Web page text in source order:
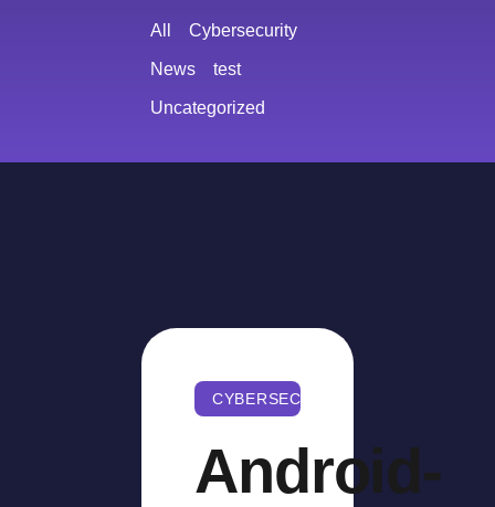
Cybersecurity
News test
Uncategorized
All
CYBERSECURITY
Android-